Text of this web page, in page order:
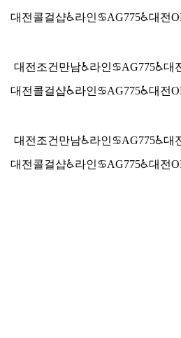
대전콜걸샵♿라인♋AG775♿대
대전조건만남♿라인♋AG775♿
대전콜걸샵♿라인♋AG775♿대
대전조건만남♿라인♋AG775♿
대전콜걸샵♿라인♋AG775♿대